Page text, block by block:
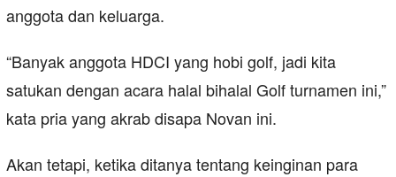
anggota dan keluarga.
“Banyak anggota HDCI yang hobi golf, jadi kita
satukan dengan acara halal bihalal Golf turnamen ini,”
kata pria yang akrab disapa Novan ini.
Akan tetapi, ketika ditanya tentang keinginan para